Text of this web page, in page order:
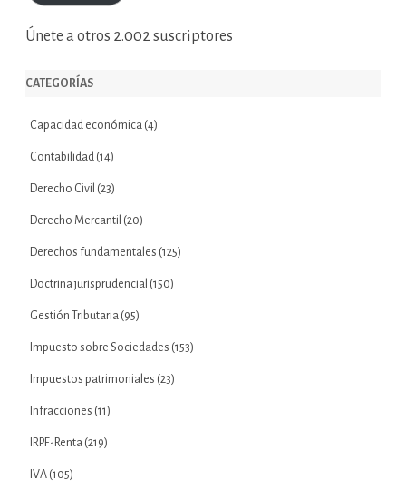
Únete a otros 2.002 suscriptores
CATEGORÍAS
Capacidad económica (4)
Contabilidad (14)
Derecho Civil (23)
Derecho Mercantil (20)
Derechos fundamentales (125)
Doctrina jurisprudencial (150)
Gestión Tributaria (95)
Impuesto sobre Sociedades (153)
Impuestos patrimoniales (23)
Infracciones (11)
IRPF-Renta (219)
IVA (105)